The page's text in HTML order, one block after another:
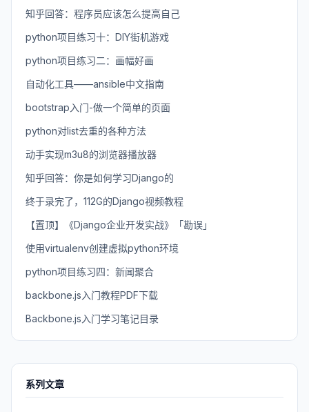
知乎回答：程序员应该怎么提高自己
python项目练习十：DIY街机游戏
python项目练习二：画幅好画
自动化工具——ansible中文指南
bootstrap入门-做一个简单的页面
python对list去重的各种方法
动手实现m3u8的浏览器播放器
知乎回答：你是如何学习Django的
终于录完了，112G的Django视频教程
【置顶】《Django企业开发实战》「勘误」
使用virtualenv创建虚拟python环境
python项目练习四：新闻聚合
backbone.js入门教程PDF下载
Backbone.js入门学习笔记目录
系列文章